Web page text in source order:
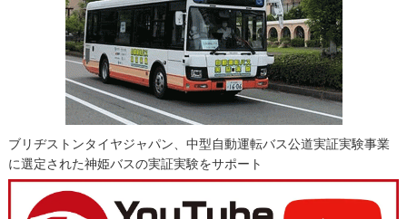
ブリヂストンタイヤジャパン、中型自動運転バス公道実証実験事業
に選定された神姫バスの実証実験をサポート